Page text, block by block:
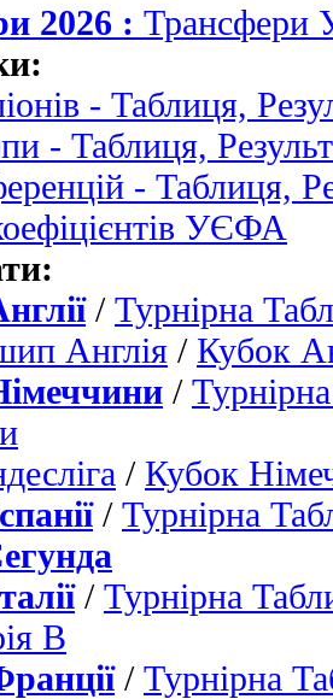
2026 : Трансфери
- Таблиця,
- Таблиця,
- Таблиця,
УЄФА
/ Турнірна
Англія / Кубок
/
/ Кубок
/ Турнірна
/ Турнірна
B
/ Турнірна